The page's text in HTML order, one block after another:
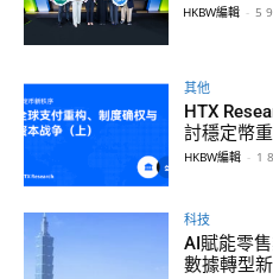
HKBW編輯 - 5
其他
HTX
討穩定幣
HKBW編輯 - 1
科技
AI賦能零
數據轉型